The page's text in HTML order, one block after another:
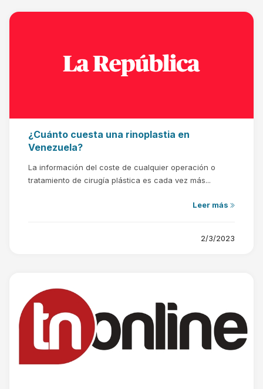
¿Cuánto cuesta una rinoplastia en
Venezuela?
La información del coste de cualquier operación o
tratamiento de cirugía plástica es cada vez más...
Leer más
2/3/2023